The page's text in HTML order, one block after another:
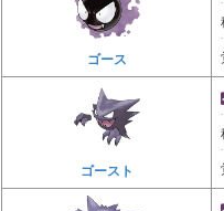
ゴース
ゴースト